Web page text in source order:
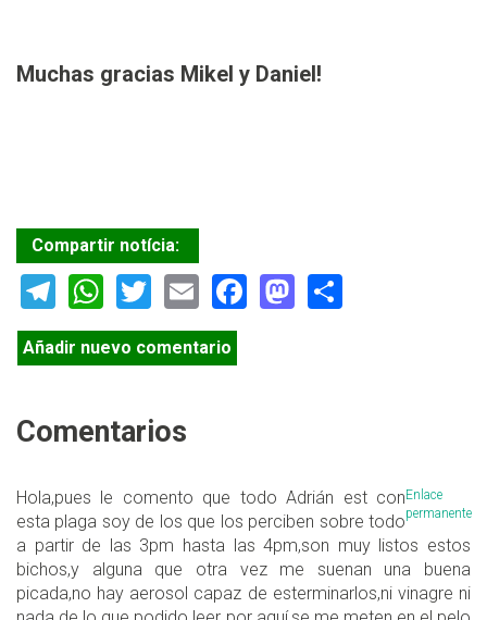
Muchas gracias Mikel y Daniel!
Compartir notícia:
Telegram
WhatsApp
TwitterEmailFacebook
Mastodon
Añadir nuevo comentario
Comentarios
Enlace
permanente
Hola,pues le comento que todo Adrián est con
esta plaga soy de los que los perciben sobre todo
a partir de las 3pm hasta las 4pm,son muy listos estos
bichos,y alguna que otra vez me suenan una buena
picada,no hay aerosol capaz de esterminarlos,ni vinagre ni